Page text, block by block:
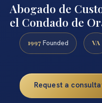
Abogado de
el Condado de
1997 Founded VA
Request a